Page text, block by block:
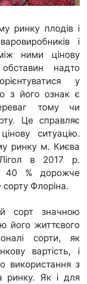
ринку плодів і
і
ними цінову
надто
у
з його ознак є
тому чи
Це справляє
ситуацію.
ринку м. Києва
в 2017 р.
40 % дорожче
Флоріна.
сорт значною
його життєвого
сорти, як
вартість, і
використання з
ринку. Як і для